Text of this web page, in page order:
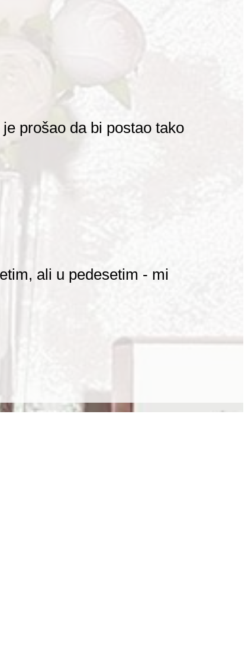
prošao da bi postao tako
ali u pedesetim - mi